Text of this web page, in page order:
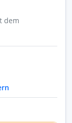
dem